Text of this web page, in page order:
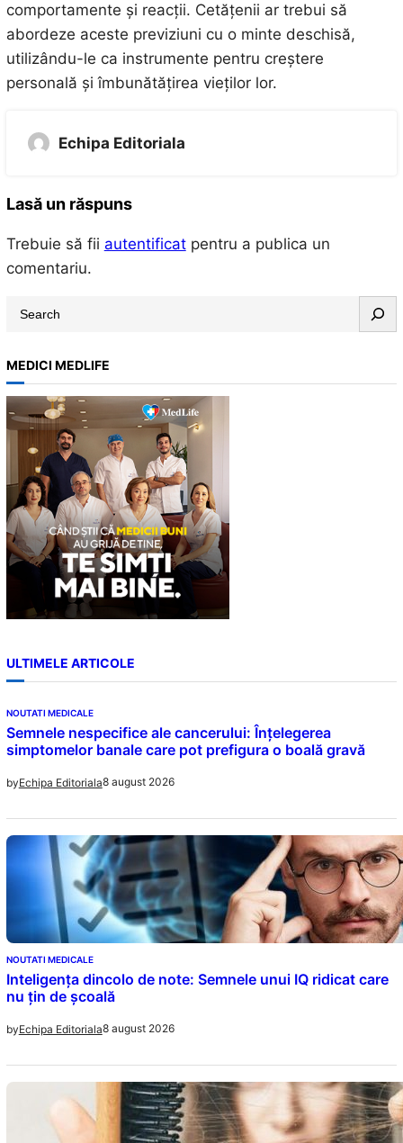
comportamente și reacții. Cetățenii ar trebui să
abordeze aceste previziuni cu o minte deschisă,
utilizându-le ca instrumente pentru creștere
personală și îmbunătățirea vieților lor.
Echipa Editoriala
Lasă un răspuns
Trebuie să fii autentificatpentru a publica un
comentariu.
a
r
c
h
MEDICI MEDLIFE
ULTIMELE ARTICOLE
NOUTATI MEDICALE
Semnele nespecifice ale cancerului: Înțelegerea
simptomelor banale care pot prefigura o boală gravă
byEchipa Editoriala8 august 2026
NOUTATI MEDICALE
Inteligența dincolo de note: Semnele unui IQ ridicat care
nu țin de școală
byEchipa Editoriala8 august 2026